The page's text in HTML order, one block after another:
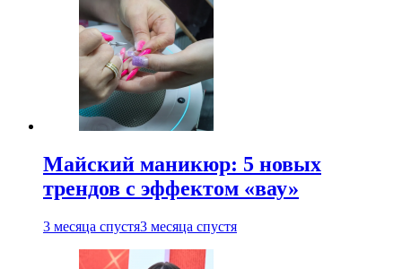
Майский маникюр: 5 новых
трендов с эффектом «вау»
3 месяца спустя3 месяца спустя